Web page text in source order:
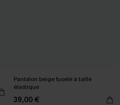
Pantalon beige fuselé à taille
élastique
39,00 €